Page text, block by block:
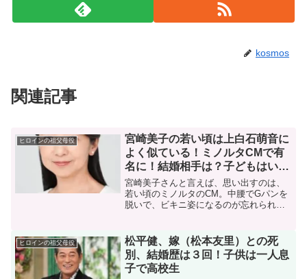
kosmos
関連記事
ヒロインの祖父母役
宮崎美子の若い頃は上白石萌音に
よく似ている！ミノルタCMで有
名に！結婚相手は？子どもはい
る？
宮崎美子さんと言えば、思い出すのは、
若い頃のミノルタのCM。中腰でGパンを
脱いで、ビキニ姿になるのが忘れられま
う若さ！それからは、頭が良くて、クイ
ズ番組の常連だったり...
ヒロインの祖父母役
松平健、嫁（松本友里）との死
別、結婚歴は３回！子供は一人息
子で高校生